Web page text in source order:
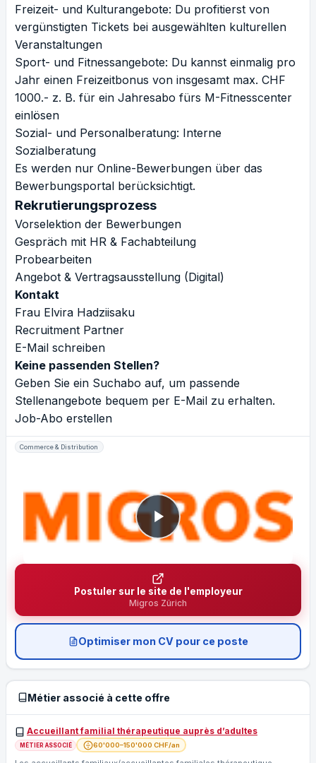
Freizeit- und Kulturangebote: Du profitierst von
vergünstigten Tickets bei ausgewählten kulturellen
Veranstaltungen
Sport- und Fitnessangebote: Du kannst einmalig pro
Jahr einen Freizeitbonus von insgesamt max. CHF
1000.- z. B. für ein Jahresabo fürs M-Fitnesscenter
einlösen
Sozial- und Personalberatung: Interne
Sozialberatung
Es werden nur Online-Bewerbungen über das
Bewerbungsportal berücksichtigt.
Rekrutierungsprozess
Vorselektion der Bewerbungen
Gespräch mit HR & Fachabteilung
Probearbeiten
Angebot & Vertragsausstellung (Digital)
Kontakt
Frau Elvira Hadziisaku
Recruitment Partner
E-Mail schreiben
Keine passenden Stellen?
Geben Sie ein Suchabo auf, um passende
Stellenangebote bequem per E-Mail zu erhalten.
Job-Abo erstellen
Commerce & Distribution
Postuler sur le site de l'employeur
Migros Zürich
Optimiser mon CV pour ce poste
Métier associé à cette offre
Accueillant familial thérapeutique auprès d’adultes
MÉTIER ASSOCIÉ 60'000–150'000 CHF/an